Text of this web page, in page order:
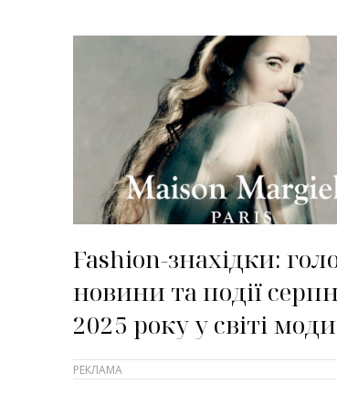
Fashion-знахідки:
новини та події
2025 року у світі моди